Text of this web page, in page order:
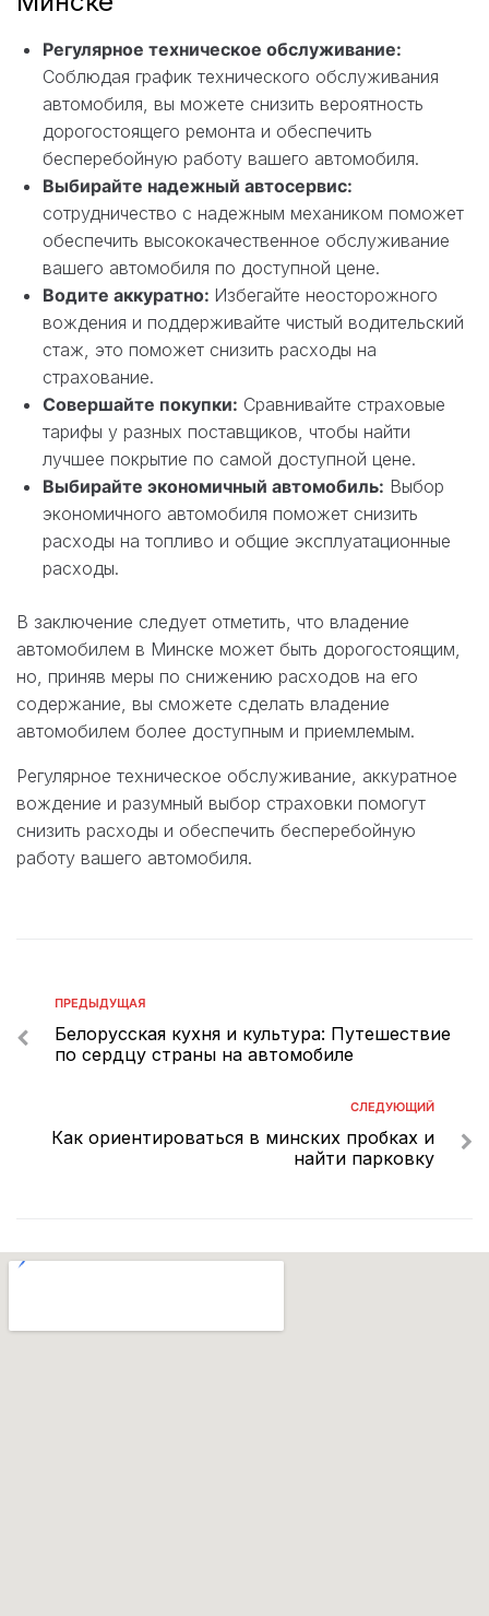
Регулярное техническое обслуживание:
Соблюдая график технического обслуживания
автомобиля, вы можете снизить вероятность
дорогостоящего ремонта и обеспечить
бесперебойную работу вашего автомобиля.
Выбирайте надежный автосервис:
сотрудничество с надежным механиком поможет
обеспечить высококачественное обслуживание
вашего автомобиля по доступной цене.
Водите аккуратно: Избегайте неосторожного
вождения и поддерживайте чистый водительский
стаж, это поможет снизить расходы на
страхование.
Совершайте покупки: Сравнивайте страховые
тарифы у разных поставщиков, чтобы найти
лучшее покрытие по самой доступной цене.
Выбирайте экономичный автомобиль: Выбор
экономичного автомобиля поможет снизить
расходы на топливо и общие эксплуатационные
расходы.
В заключение следует отметить, что владение
автомобилем в Минске может быть дорогостоящим,
но, приняв меры по снижению расходов на его
содержание, вы сможете сделать владение
автомобилем более доступным и приемлемым.
Регулярное техническое обслуживание, аккуратное
вождение и разумный выбор страховки помогут
снизить расходы и обеспечить бесперебойную
работу вашего автомобиля.
ПРЕДЫДУЩАЯ
Белорусская кухня и культура: Путешествие
по сердцу страны на автомобиле
СЛЕДУЮЩИЙ
Как ориентироваться в минских пробках и
найти парковку